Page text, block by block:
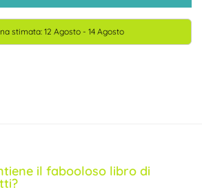
stimata: 12 Agosto - 14 Agosto
il fabooloso libro di